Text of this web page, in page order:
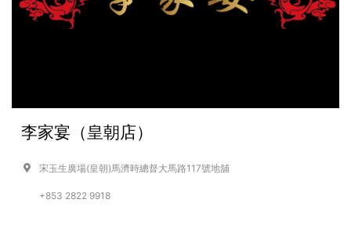
李家宴（皇朝店）
宋玉生廣場(皇朝)馬濟時總督大馬路117號地舖
+853 2822 9918